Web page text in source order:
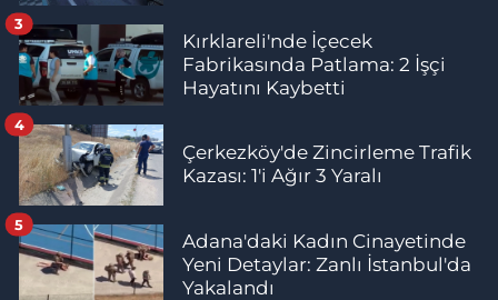
Kırklareli'nde İçecek
Fabrikasında Patlama: 2 İşçi
Hayatını Kaybetti
3
Çerkezköy'de Zincirleme Trafik
Kazası: 1'i Ağır 3 Yaralı
4
Adana'daki Kadın Cinayetinde
Yeni Detaylar: Zanlı İstanbul'da
Yakalandı
5